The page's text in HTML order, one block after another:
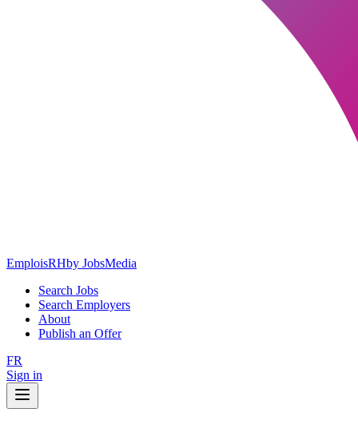
EmploisRHby JobsMedia
Search Jobs
Search Employers
About
Publish an Offer
FR
Sign in